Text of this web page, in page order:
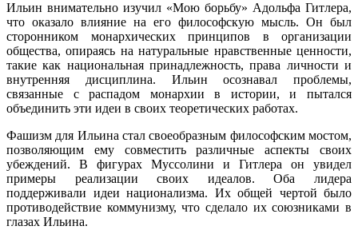
Ильин внимательно изучил «Мою борьбу» Адольфа Гитлера,
что оказало влияние на его философскую мысль. Он был
сторонником монархических принципов в организации
общества, опираясь на натуральные нравственные ценности,
такие как национальная принадлежность, права личности и
внутренняя дисциплина. Ильин осознавал проблемы,
связанные с распадом монархии в истории, и пытался
объединить эти идеи в своих теоретических работах.
Фашизм для Ильина стал своеобразным философским мостом,
позволяющим ему совместить различные аспекты своих
убеждений. В фигурах Муссолини и Гитлера он увидел
примеры реализации своих идеалов. Оба лидера
поддерживали идеи национализма. Их общей чертой было
противодействие коммунизму, что сделало их союзниками в
глазах Ильина.